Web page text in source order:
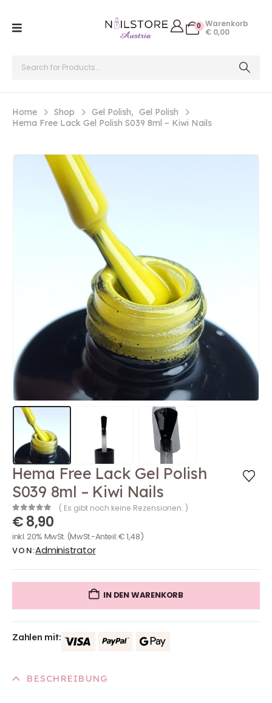
0 Warenkorb
€ 0,00
Home Shop Gel Polish, Gel Polish
Hema Free Lack Gel Polish S039 8ml – Kiwi Nails
Hema Free Lack Gel Polish
S039 8ml – Kiwi Nails
0out of 5
( Es gibt noch keine Rezensionen. )
€8,90
inkl. 20% MwSt. (MwSt.-Anteil:€1,48)
VON:Administrator
IN DEN WARENKORB
Zahlen mit:
BESCHREIBUNG